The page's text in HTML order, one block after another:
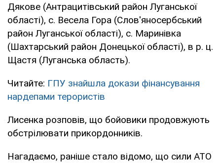
Дякове (Антрацитівський район Луганської
області), с. Весела Гора (Слов'яносербський
район Луганської області), с. Маринівка
(Шахтарський район Донецької області), в р. ц.
Щастя (Луганська область).
Читайте: ГПУ знайшла докази фінансування
нардепами терористів
Лисенка розповів, що бойовики продовжують
обстрілювати прикордонників.
Нагадаємо, раніше стало відомо, що сили АТО